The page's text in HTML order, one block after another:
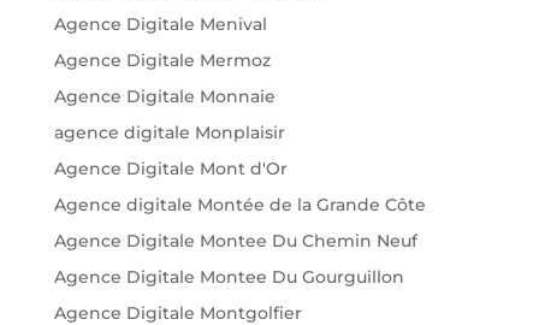
Agence Digitale Menival
Agence Digitale Mermoz
Agence Digitale Monnaie
agence digitale Monplaisir
Agence Digitale Mont d'Or
Agence digitale Montée de la Grande Côte
Agence Digitale Montee Du Chemin Neuf
Agence Digitale Montee Du Gourguillon
Agence Digitale Montgolfier